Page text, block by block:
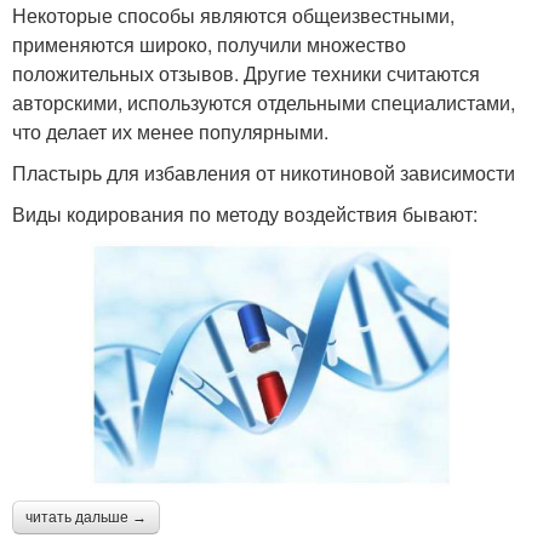
Некоторые способы являются общеизвестными,
применяются широко, получили множество
положительных отзывов. Другие техники считаются
авторскими, используются отдельными специалистами,
что делает их менее популярными.
Пластырь для избавления от никотиновой зависимости
Виды кодирования по методу воздействия бывают:
читать дальше →